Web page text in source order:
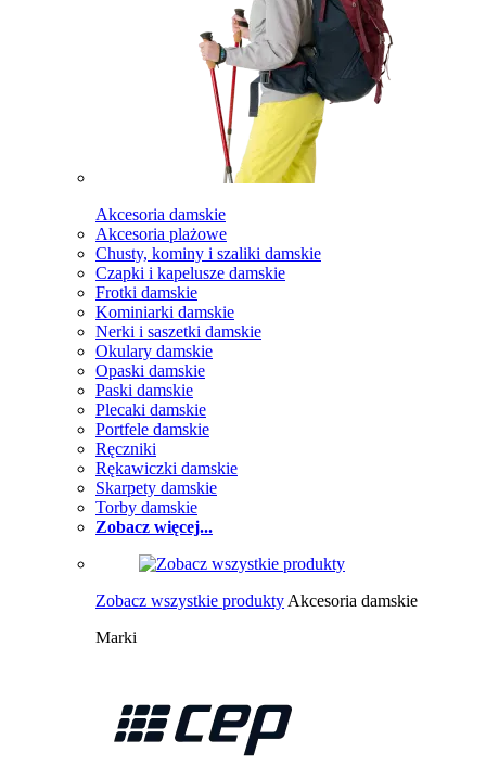
Akcesoria damskie
Akcesoria plażowe
Chusty, kominy i szaliki damskie
Czapki i kapelusze damskie
Frotki damskie
Kominiarki damskie
Nerki i saszetki damskie
Okulary damskie
Opaski damskie
Paski damskie
Plecaki damskie
Portfele damskie
Ręczniki
Rękawiczki damskie
Skarpety damskie
Torby damskie
Zobacz więcej...
Zobacz wszystkie produkty Akcesoria damskie
Marki